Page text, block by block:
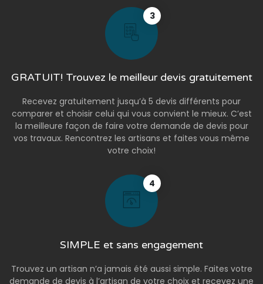
3
GRATUIT! Trouvez le meilleur devis gratuitement
Recevez gratuitement jusqu’à 5 devis différents pour
comparer et choisir celui qui vous convient le mieux. C’est
la meilleure façon de faire votre demande de devis pour
vos travaux. Rencontrez les artisans et faites vous même
votre choix!
4
SIMPLE et sans engagement
Trouvez un artisan n’a jamais été aussi simple. Faites votre
demande de devis à l’artisan de votre choix et recevez une